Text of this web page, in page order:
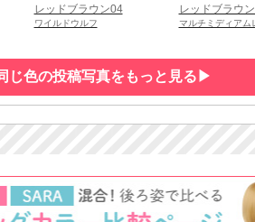
レッドブラウン04
ワイルドウルフ
レッドブラウ
マルチミディアム